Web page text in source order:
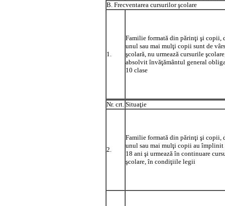
B. Frecventarea cursurilor şcolare
1.
Familie formată din părinţi şi copii,
unul sau mai mulţi copii sunt de
şcolară, nu urmează cursurile
absolvit învăţământul general
10 clase
Nr. crt. Situaţie
2.
Familie formată din părinţi şi copii,
unul sau mai mulţi copii au împlinit
18 ani şi urmează în continuare
şcolare, în condiţiile legii